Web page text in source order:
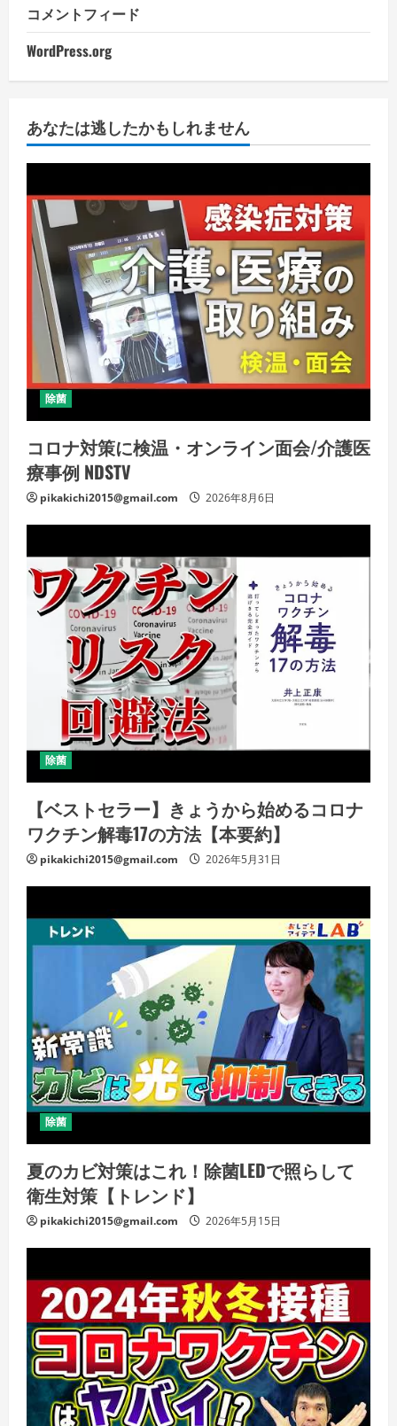
コメントフィード
WordPress.org
あなたは逃したかもしれません
除菌
コロナ対策に検温・オンライン面会/介護医
療事例 NDSTV
pikakichi2015@gmail.com 2026年8月6日
除菌
【ベストセラー】きょうから始めるコロナ
ワクチン解毒17の方法【本要約】
pikakichi2015@gmail.com 2026年5月31日
除菌
夏のカビ対策はこれ！除菌LEDで照らして
衛生対策【トレンド】
pikakichi2015@gmail.com 2026年5月15日